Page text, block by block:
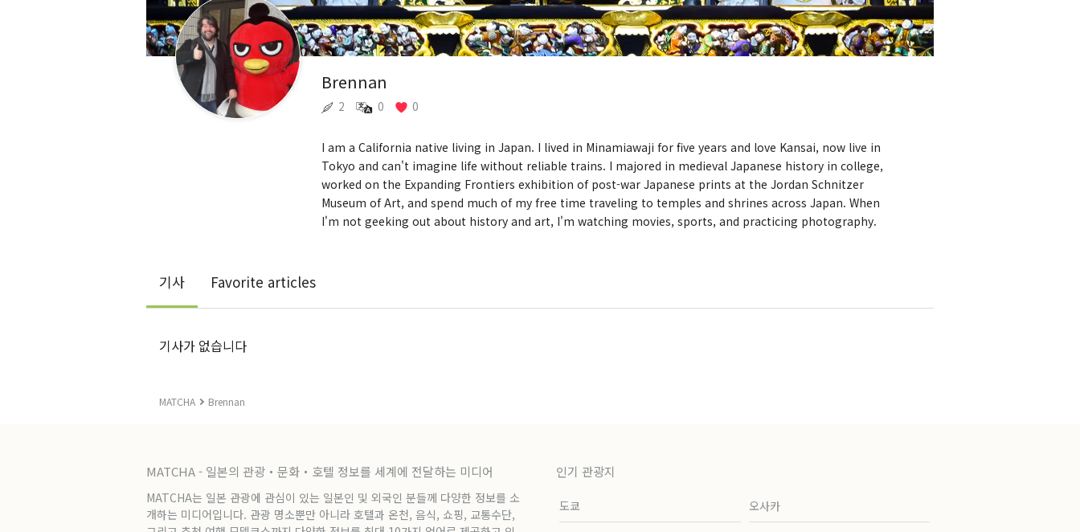
MATCHA Brennan
Brennan
2 0 0
I am a California native living in Japan. I lived in Minamiawaji for five years and love Kansai, now live in
Tokyo and can't imagine life without reliable trains. I majored in medieval Japanese history in college,
worked on the Expanding Frontiers exhibition of post-war Japanese prints at the Jordan Schnitzer
Museum of Art, and spend much of my free time traveling to temples and shrines across Japan. When
I'm not geeking out about history and art, I'm watching movies, sports, and practicing photography.
기사 Favorite articles
기사가 없습니다
MATCHA - 일본의 관광・문화・호텔 정보를 세계에 전달하는 미디어
MATCHA는 일본 관광에 관심이 있는 일본인 및 외국인 분들께 다양한 정보를 소
개하는 미디어입니다. 관광 명소뿐만 아니라 호텔과 온천, 음식, 쇼핑, 교통수단,
인기 관광지
도쿄 오사카